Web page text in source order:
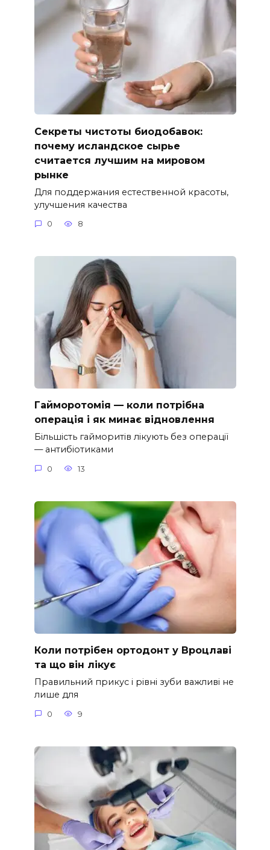
Секреты чистоты биодобавок:
почему исландское сырье
считается лучшим на мировом
рынке
Для поддержания естественной красоты,
улучшения качества
0 8
Гайморотомія — коли потрібна
операція і як минає відновлення
Більшість гайморитів лікують без операції
— антибіотиками
0 13
Коли потрібен ортодонт у Вроцлаві
та що він лікує
Правильний прикус і рівні зуби важливі не
лише для
0 9